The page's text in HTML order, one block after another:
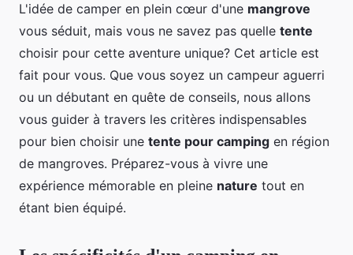
L'idée de camper en plein cœur d'une mangrove
vous séduit, mais vous ne savez pas quelle tente
choisir pour cette aventure unique? Cet article est
fait pour vous. Que vous soyez un campeur aguerri
ou un débutant en quête de conseils, nous allons
vous guider à travers les critères indispensables
pour bien choisir une tente pour camping en région
de mangroves. Préparez-vous à vivre une
expérience mémorable en pleine nature tout en
étant bien équipé.